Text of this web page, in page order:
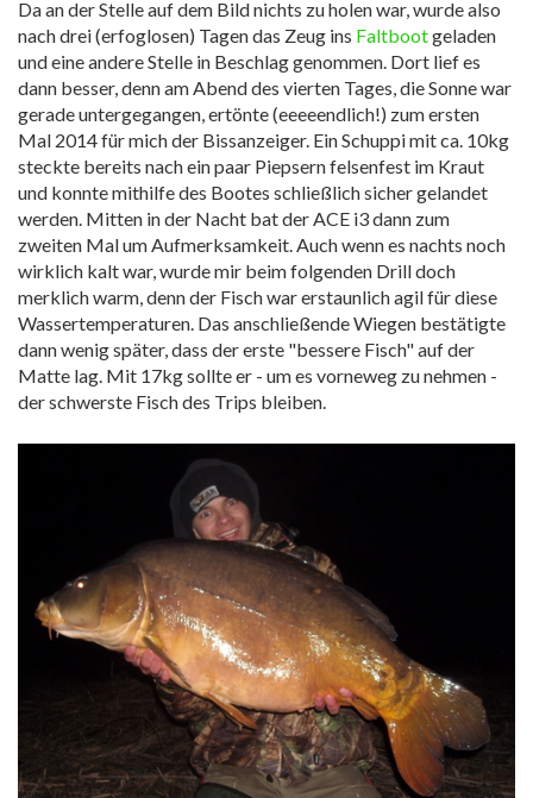
Da an der Stelle auf dem Bild nichts zu holen war, wurde also
nach drei (erfoglosen) Tagen das Zeug ins Faltbootgeladen
und eine andere Stelle in Beschlag genommen. Dort lief es
dann besser, denn am Abend des vierten Tages, die Sonne war
gerade untergegangen, ertönte (eeeeendlich!) zum ersten
Mal 2014 für mich der Bissanzeiger. Ein Schuppi mit ca. 10kg
steckte bereits nach ein paar Piepsern felsenfest im Kraut
und konnte mithilfe des Bootes schließlich sicher gelandet
werden. Mitten in der Nacht bat der ACE i3 dann zum
zweiten Mal um Aufmerksamkeit. Auch wenn es nachts noch
wirklich kalt war, wurde mir beim folgenden Drill doch
merklich warm, denn der Fisch war erstaunlich agil für diese
Wassertemperaturen. Das anschließende Wiegen bestätigte
dann wenig später, dass der erste "bessere Fisch" auf der
Matte lag. Mit 17kg sollte er - um es vorneweg zu nehmen -
der schwerste Fisch des Trips bleiben.